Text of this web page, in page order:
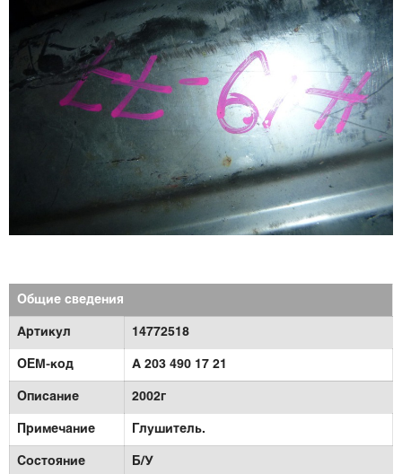
Общие сведения
Артикул 14772518
OEM-код A 203 490 17 21
Описание 2002г
Примечание Глушитель.
Состояние Б/У